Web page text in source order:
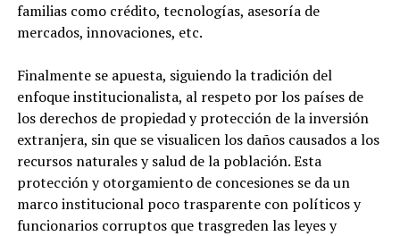
familias como crédito, tecnologías, asesoría de
mercados, innovaciones, etc.
Finalmente se apuesta, siguiendo la tradición del
enfoque institucionalista, al respeto por los países de
los derechos de propiedad y protección de la inversión
extranjera, sin que se visualicen los daños causados a los
recursos naturales y salud de la población. Esta
protección y otorgamiento de concesiones se da un
marco institucional poco trasparente con políticos y
funcionarios corruptos que trasgreden las leyes y